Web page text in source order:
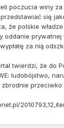
poczucia winy
się
że polskie
oddanie
za nią
twierdzi, że do
ludobójstwo,
przeciwko